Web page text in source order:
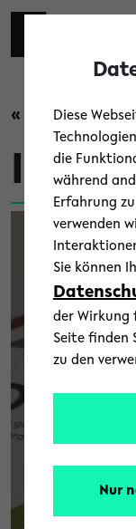
Skip to main
« Zurück zur
IT
Diese
die
während
Erfahrung
verwenden
Sie können
der Wirkung
Seite finden
zu den
Nur